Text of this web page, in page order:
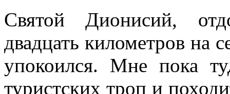
Святой Дионисий,
двадцать километров на
упокоился. Мне пока
туристских троп и